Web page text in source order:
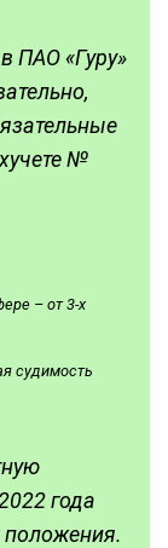
ПАО «Гуру»
№
– от 3-х
судимость
года